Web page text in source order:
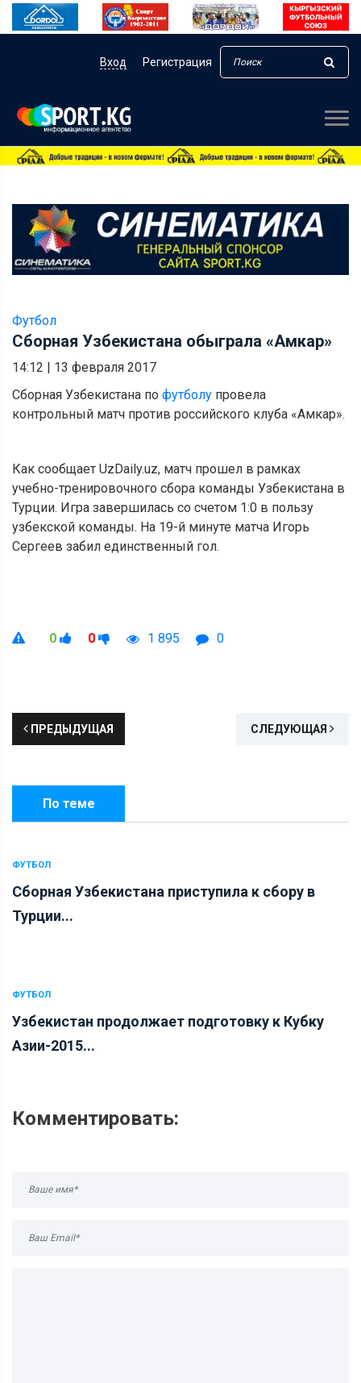
Вход Регистрация
Футбол
Сборная Узбекистана обыграла «Амкар»
14:12 | 13 февраля 2017
Сборная Узбекистана по футболу провела
контрольный матч против российского клуба «Амкар».
Как сообщает UzDaily.uz, матч прошел в рамках
учебно-тренировочного сбора команды Узбекистана в
Турции. Игра завершилась со счетом 1:0 в пользу
узбекской команды. На 19-й минуте матча Игорь
Сергеев забил единственный гол.
0 0 1 895 0
ПРЕДЫДУЩАЯ СЛЕДУЮЩАЯ
По теме
ФУТБОЛ
Сборная Узбекистана приступила к сбору в
Турции...
ФУТБОЛ
Узбекистан продолжает подготовку к Кубку
Азии-2015...
Комментировать: